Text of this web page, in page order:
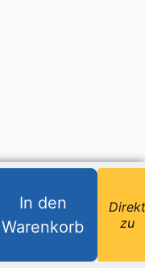
In den
Warenkorb
zu